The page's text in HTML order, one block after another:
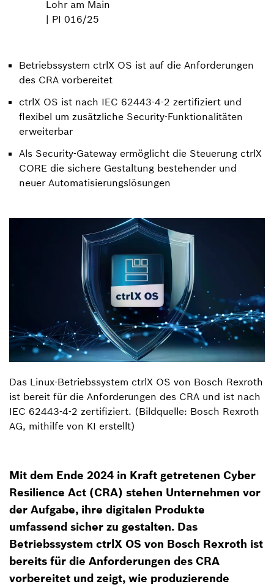
Lohr am Main
| PI 016/25
Betriebssystem ctrlX OS ist auf die Anforderungen
des CRA vorbereitet
ctrlX OS ist nach IEC 62443-4-2 zertifiziert und
flexibel um zusätzliche Security-Funktionalitäten
erweiterbar
Als Security-Gateway ermöglicht die Steuerung ctrlX
CORE die sichere Gestaltung bestehender und
neuer Automatisierungslösungen
Das Linux-Betriebssystem ctrlX OS von Bosch Rexroth
ist bereit für die Anforderungen des CRA und ist nach
IEC 62443-4-2 zertifiziert. (Bildquelle: Bosch Rexroth
AG, mithilfe von KI erstellt)
Mit dem Ende 2024 in Kraft getretenen Cyber
Resilience Act (CRA) stehen Unternehmen vor
der Aufgabe, ihre digitalen Produkte
umfassend sicher zu gestalten. Das
Betriebssystem ctrlX OS von Bosch Rexroth ist
bereits für die Anforderungen des CRA
vorbereitet und zeigt, wie produzierende